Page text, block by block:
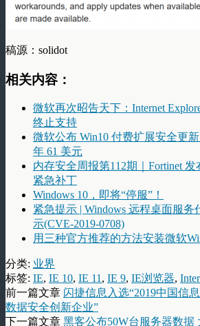
稿源：solidot
相关内容：
微软再次昭告天下：Internet
终止支持
微软公布 Win10 付费扩展安全更
年 61 美元
内存安全周报第112期｜Fortinet
紧急补丁
Windows 10，即将“停服”！
紧急提示 | Windows 远程桌面服
示(CVE-2019-0708)
用三种官方推荐的方法安装微软
分类: 业界
标签: IE, IE 10, IE 11 , IE 9, IE浏览器,
前一篇文章 闪捷信息入选“2019中国信
数据安全创新企业”
下一篇文章 黑客公布50W台服务器数据